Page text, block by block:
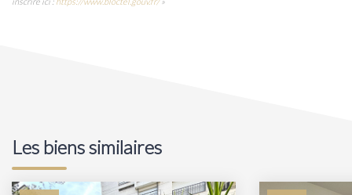
Les biens similaires